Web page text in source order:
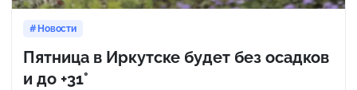
Новости
Пятница в Иркутске будет без осадков
и до +31°